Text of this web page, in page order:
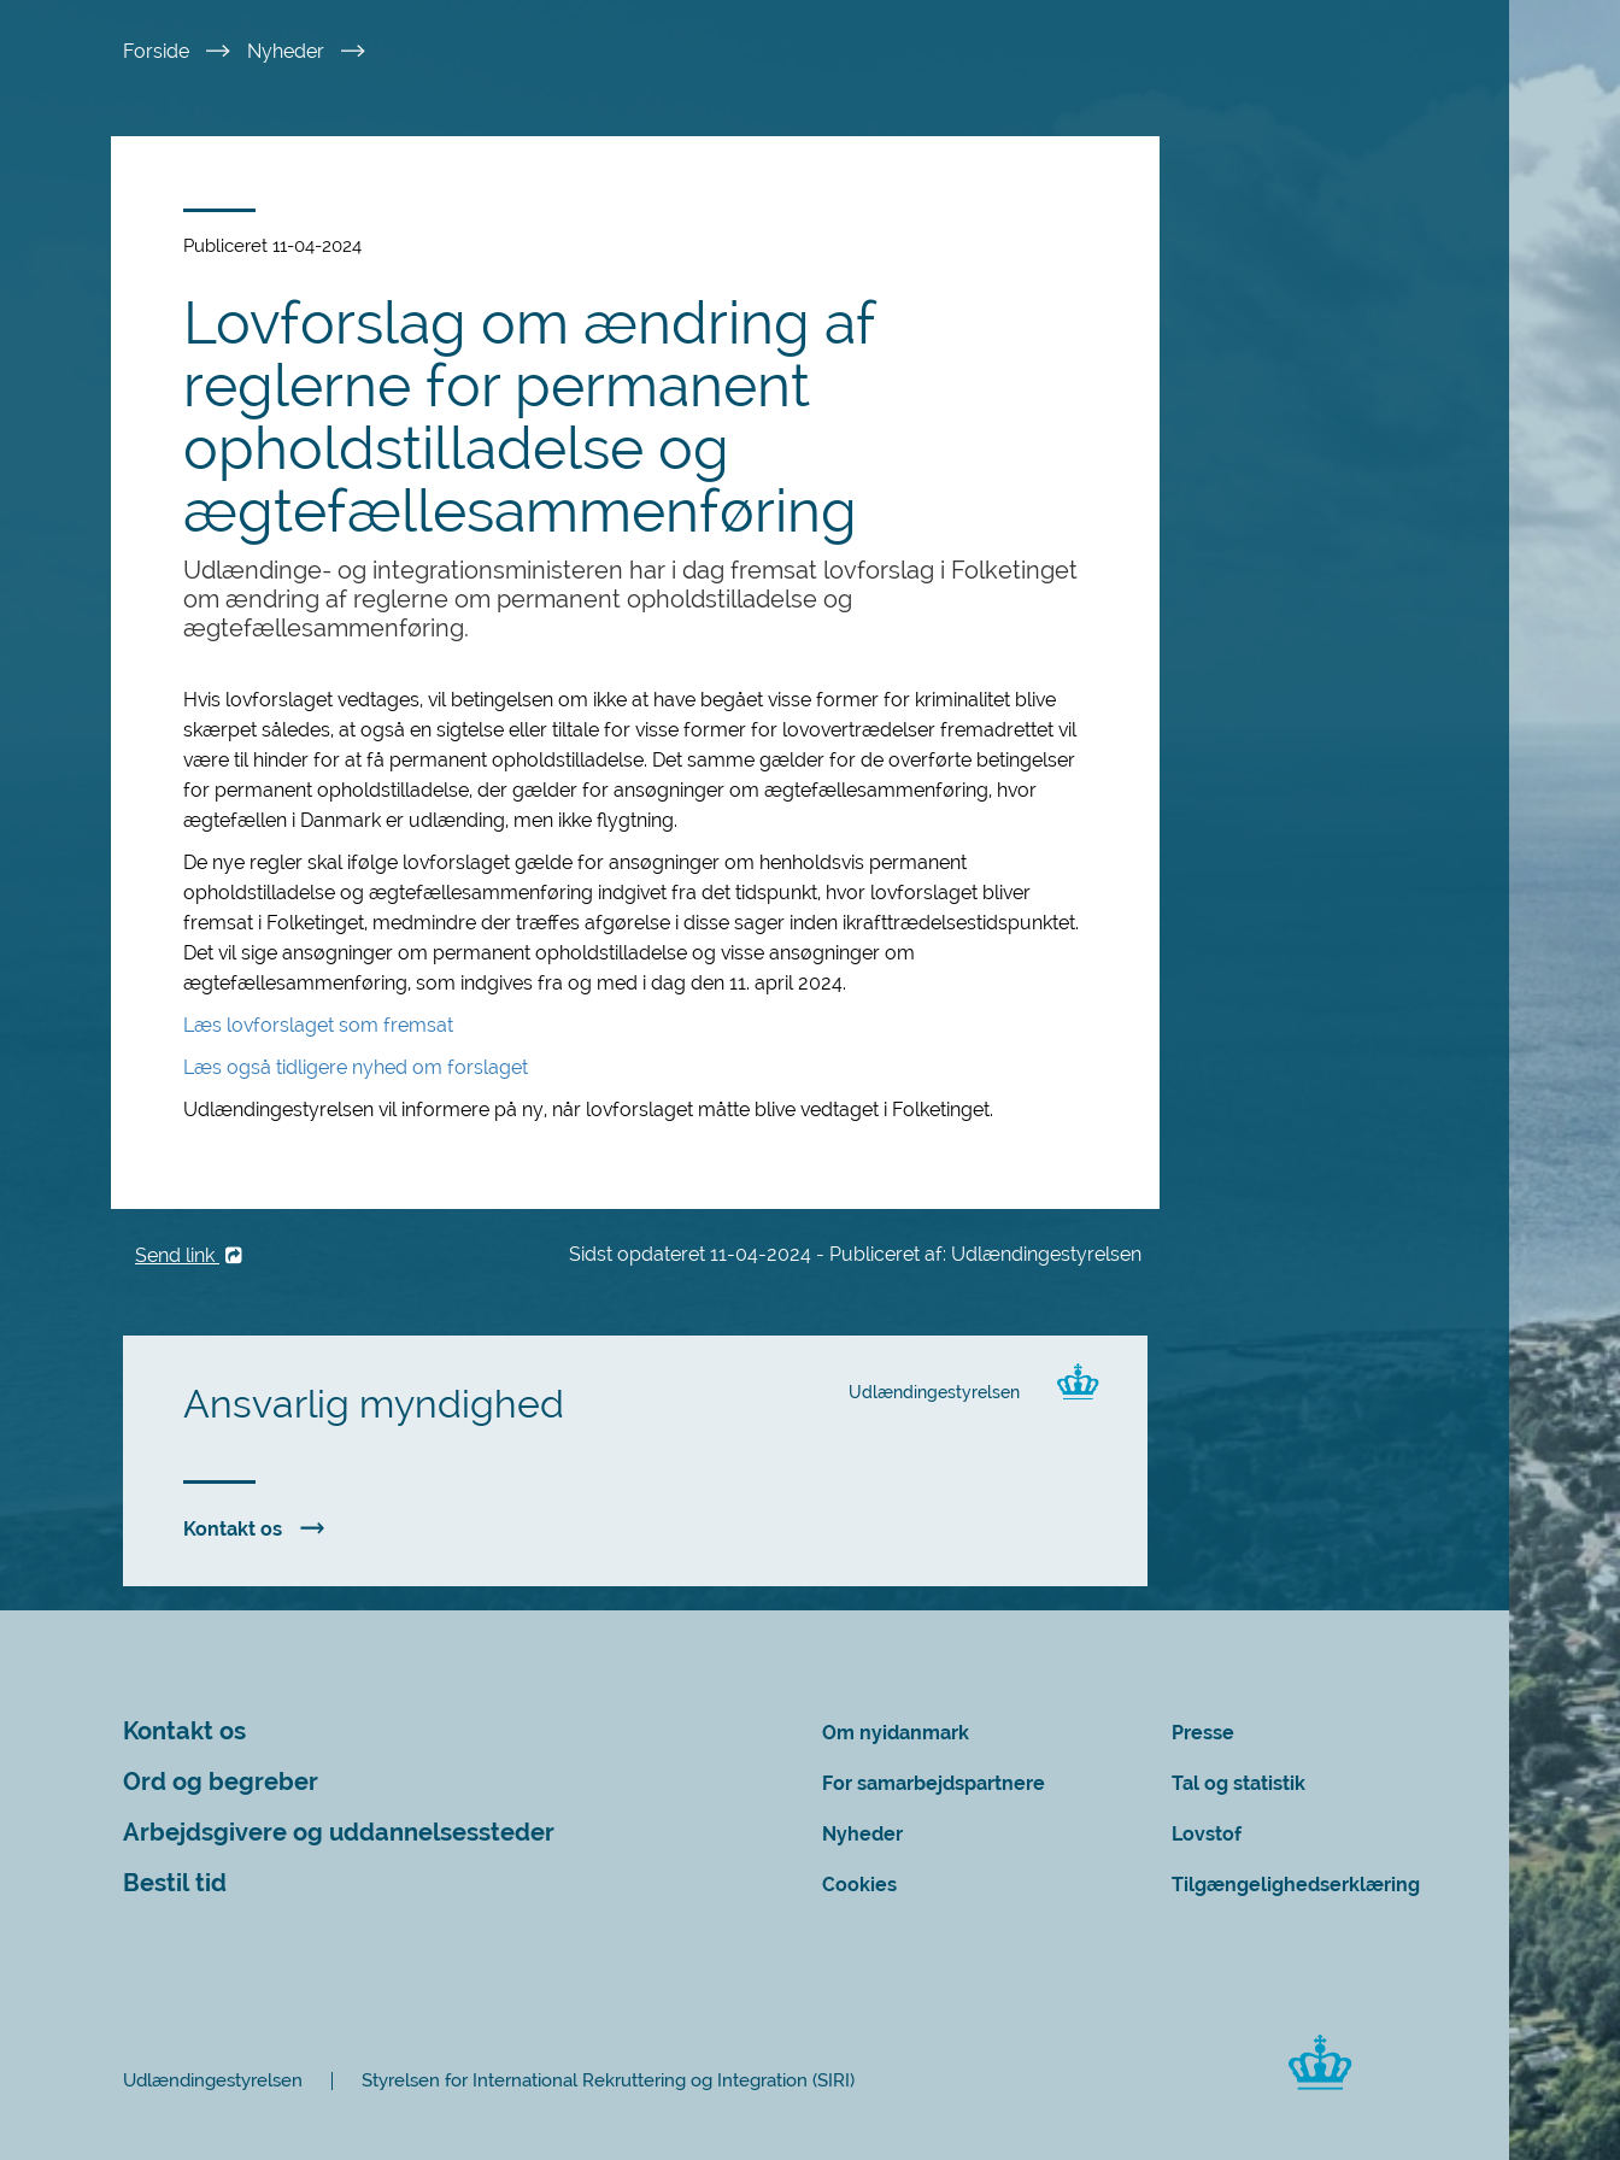
Forside Nyheder
Publiceret 11-04-2024
Lovforslag om ændring af
reglerne for permanent
opholdstilladelse og
ægtefællesammenføring
Udlændinge- og integrationsministeren har i dag fremsat lovforslag i Folketinget
om ændring af reglerne om permanent opholdstilladelse og
ægtefællesammenføring.
Hvis lovforslaget vedtages, vil betingelsen om ikke at have begået visse former for kriminalitet blive
skærpet således, at også en sigtelse eller tiltale for visse former for lovovertrædelser fremadrettet vil
være til hinder for at få permanent opholdstilladelse. Det samme gælder for de overførte betingelser
for permanent opholdstilladelse, der gælder for ansøgninger om ægtefællesammenføring, hvor
ægtefællen i Danmark er udlænding, men ikke flygtning.
De nye regler skal ifølge lovforslaget gælde for ansøgninger om henholdsvis permanent
opholdstilladelse og ægtefællesammenføring indgivet fra det tidspunkt, hvor lovforslaget bliver
fremsat i Folketinget, medmindre der træffes afgørelse i disse sager inden ikrafttrædelsestidspunktet.
Det vil sige ansøgninger om permanent opholdstilladelse og visse ansøgninger om
ægtefællesammenføring, som indgives fra og med i dag den 11. april 2024.
Læs lovforslaget som fremsat
Læs også tidligere nyhed om forslaget
Udlændingestyrelsen vil informere på ny, når lovforslaget måtte blive vedtaget i Folketinget.
Send link Sidst opdateret 11-04-2024 - Publiceret af: Udlændingestyrelsen
Ansvarlig myndighed Udlændingestyrelsen
Kontakt os
Kontakt os
Ord og begreber
Arbejdsgivere og uddannelsessteder
Bestil tid
Om nyidanmark
For samarbejdspartnere
Nyheder
Cookies
Presse
Tal og statistik
Lovstof
Tilgængelighedserklæring
Udlændingestyrelsen Styrelsen for International Rekruttering og Integration (SIRI)